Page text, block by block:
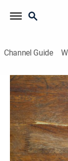
Channel Guide
Sabor de
S2026
News,
2026
Un adelanto
América, El